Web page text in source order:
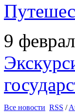
9
Все новости RSS /